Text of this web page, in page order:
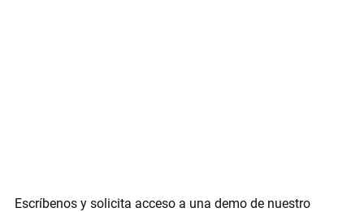
Escríbenos y solicita acceso a una demo de nuestro